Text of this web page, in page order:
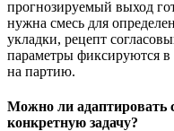
прогнозируемый выход
нужна смесь для
укладки, рецепт
параметры фиксируются
на партию.
Можно ли адаптировать
конкретную задачу?